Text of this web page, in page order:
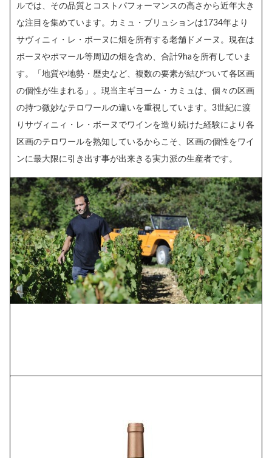
ルでは、その品質とコストパフォーマンスの高さから近年大き
な注目を集めています。カミュ・ブリュションは1734年より
サヴィニィ・レ・ボーヌに畑を所有する老舗ドメーヌ。現在は
ボーヌやポマール等周辺の畑を含め、合計9haを所有していま
す。「地質や地勢・歴史など、複数の要素が結びついて各区画
の個性が生まれる」。現当主ギヨーム・カミュは、個々の区画
の持つ微妙なテロワールの違いを重視しています。3世紀に渡
りサヴィニィ・レ・ボーヌでワインを造り続けた経験により各
区画のテロワールを熟知しているからこそ、区画の個性をワイ
ンに最大限に引き出す事が出来きる実力派の生産者です。